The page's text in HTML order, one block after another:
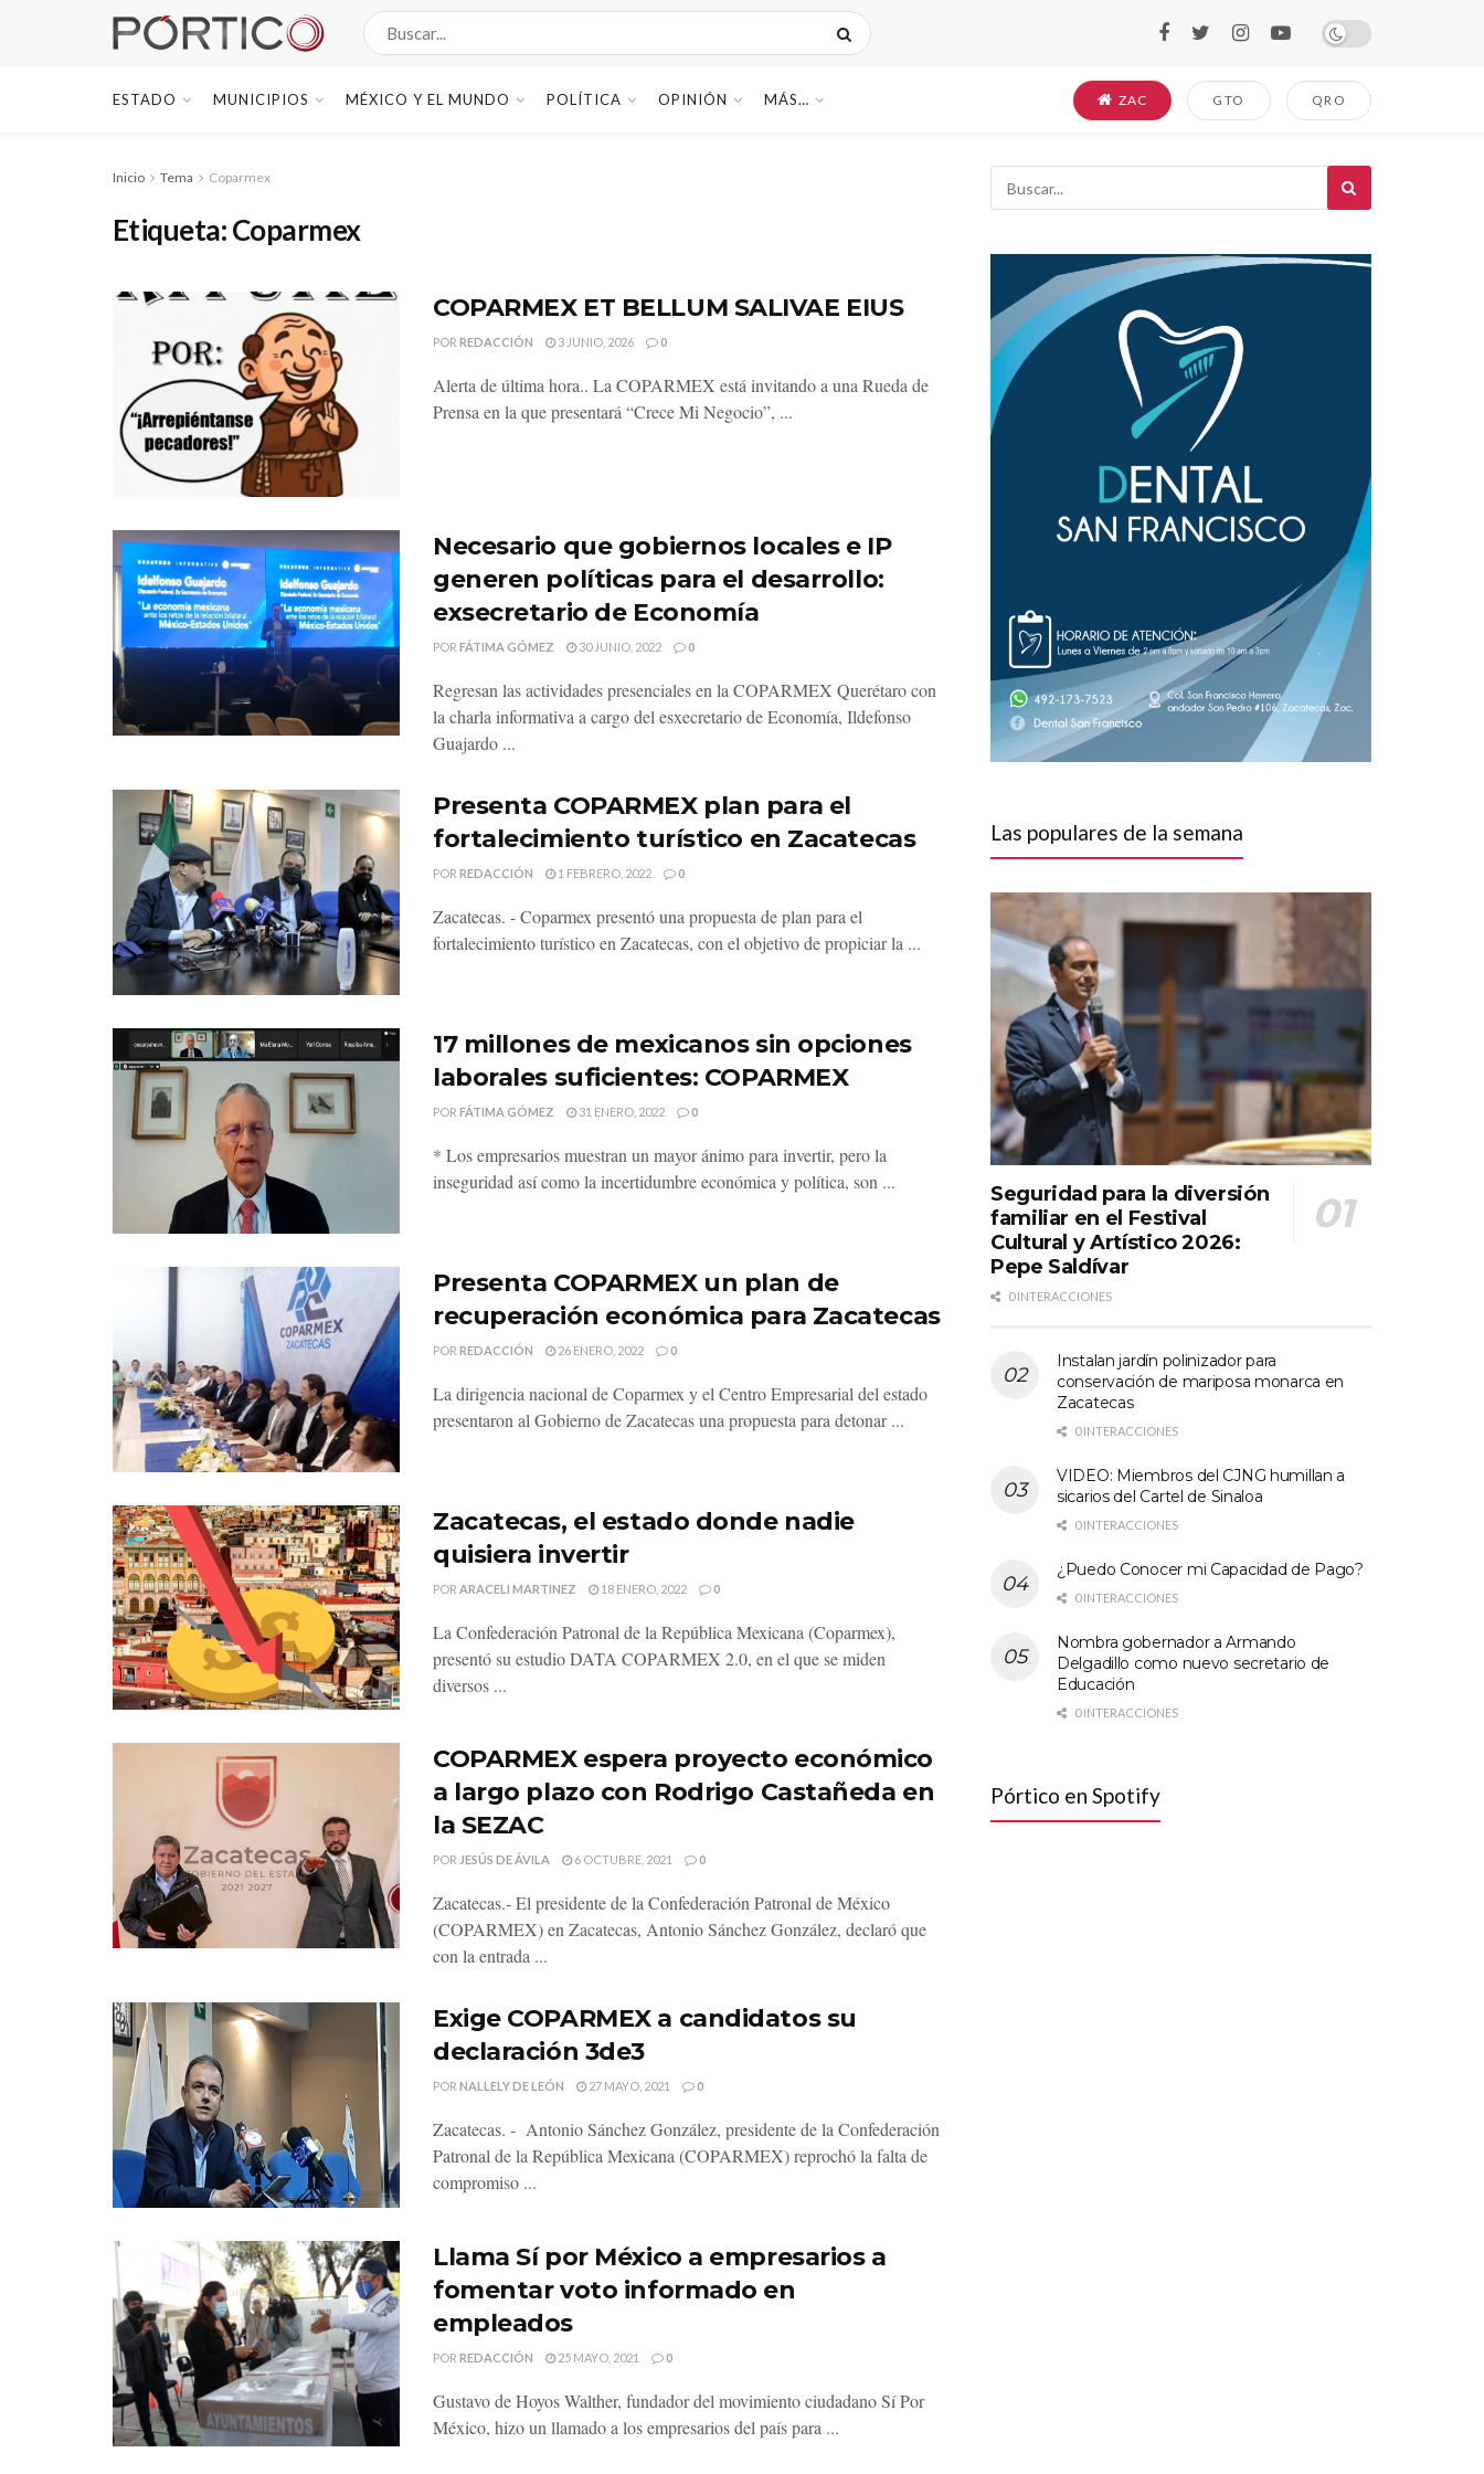
ESTADO MUNICIPIOS MÉXICO Y EL MUNDO POLÍTICA OPINIÓN MÁS… ZAC GTO QRO
Inicio Tema Coparmex
Etiqueta:Coparmex
COPARMEX ET BELLUM SALIVAE EIUS
POR REDACCIÓN 3 JUNIO, 2026 0
Alerta de última hora.. La COPARMEX está invitando a una Rueda de
Prensa en la que presentará “Crece Mi Negocio”, ...
Necesario que gobiernos locales e IP
generen políticas para el desarrollo:
exsecretario de Economía
POR FÁTIMA GÓMEZ 30 JUNIO, 2022 0
Regresan las actividades presenciales en la COPARMEX Querétaro con
la charla informativa a cargo del esxecretario de Economía, Ildefonso
Guajardo ...
Presenta COPARMEX plan para el
fortalecimiento turístico en Zacatecas
POR REDACCIÓN 1 FEBRERO, 2022 0
Zacatecas. - Coparmex presentó una propuesta de plan para el
fortalecimiento turístico en Zacatecas, con el objetivo de propiciar la ...
17 millones de mexicanos sin opciones
laborales suficientes: COPARMEX
POR FÁTIMA GÓMEZ 31 ENERO, 2022 0
* Los empresarios muestran un mayor ánimo para invertir, pero la
inseguridad así como la incertidumbre económica y política, son ...
Presenta COPARMEX un plan de
recuperación económica para Zacatecas
POR REDACCIÓN 26 ENERO, 2022 0
La dirigencia nacional de Coparmex y el Centro Empresarial del estado
presentaron al Gobierno de Zacatecas una propuesta para detonar ...
Zacatecas, el estado donde nadie
quisiera invertir
POR ARACELI MARTINEZ 18 ENERO, 2022 0
La Confederación Patronal de la República Mexicana (Coparmex),
presentó su estudio DATA COPARMEX 2.0, en el que se miden
diversos ...
COPARMEX espera proyecto económico
a largo plazo con Rodrigo Castañeda en
la SEZAC
POR JESÚS DE ÁVILA 6 OCTUBRE, 2021 0
Zacatecas.- El presidente de la Confederación Patronal de México
(COPARMEX) en Zacatecas, Antonio Sánchez González, declaró que
con la entrada ...
Exige COPARMEX a candidatos su
declaración 3de3
POR NALLELY DE LEÓN 27 MAYO, 2021 0
Zacatecas. - Antonio Sánchez González, presidente de la Confederación
Patronal de la República Mexicana (COPARMEX) reprochó la falta de
compromiso ...
Llama Sí por México a empresarios a
fomentar voto informado en
empleados
POR REDACCIÓN 25 MAYO, 2021 0
Gustavo de Hoyos Walther, fundador del movimiento ciudadano Sí Por
México, hizo un llamado a los empresarios del país para ...
Las populares de la semana
Seguridad para la diversión
familiar en el Festival
Cultural y Artístico 2026:
Pepe Saldívar
0 INTERACCIONES
Instalan jardín polinizador para
conservación de mariposa monarca en
Zacatecas
0 INTERACCIONES
VIDEO: Miembros del CJNG humillan a
sicarios del Cartel de Sinaloa
0 INTERACCIONES
¿Puedo Conocer mi Capacidad de Pago?
0 INTERACCIONES
Nombra gobernador a Armando
Delgadillo como nuevo secretario de
Educación
0 INTERACCIONES
Pórtico en Spotify